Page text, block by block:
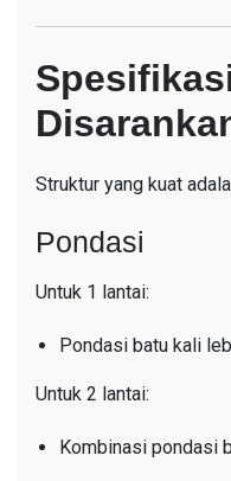
Struktur yang kuat
Pondasi
Untuk 1 lantai:
Pondasi batu kali
Untuk 2 lantai:
Kombinasi pondasi